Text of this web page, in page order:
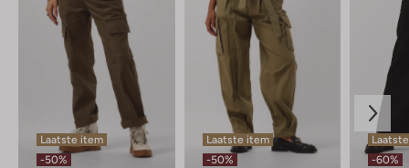
Laatste item
-50%
Laatste item
-50%
-60%